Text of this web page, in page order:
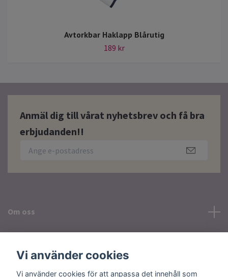
Avtorkbar Haklapp Blårutig
189 kr
Anmäl dig till vårat nyhetsbrev och få bra
erbjudanden!!
Om oss
Sociala medier
Vi använder cookies
Vi använder cookies för att anpassa det innehåll som